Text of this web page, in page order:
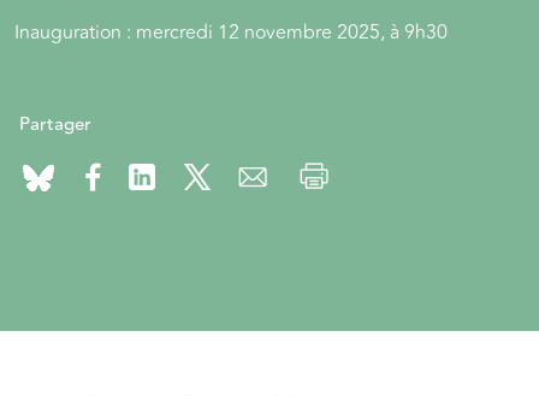
Inauguration : mercredi 12 novembre 2025, à 9h30
Partager